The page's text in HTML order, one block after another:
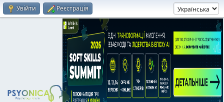
Увійти Реєстрація